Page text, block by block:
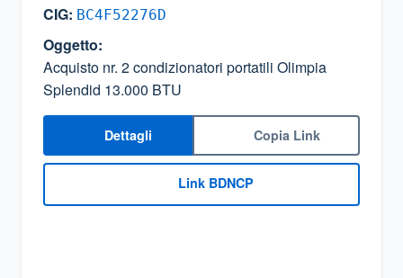
CIG: BC4F52276D
Oggetto:
Acquisto nr. 2 condizionatori portatili Olimpia
Splendid 13.000 BTU
Dettagli Copia Link
Link BDNCP